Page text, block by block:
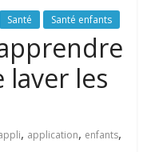
Santé Santé enfants
laver les
, application, enfants,